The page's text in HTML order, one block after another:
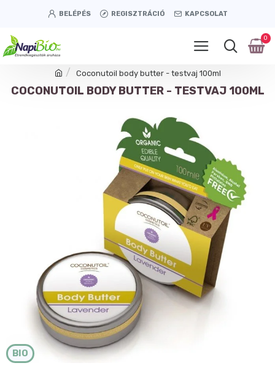
BELÉPÉS REGISZTRÁCIÓ KAPCSOLAT
0
Coconutoil body butter - testvaj 100ml
COCONUTOIL BODY BUTTER - TESTVAJ 100ML
BIO